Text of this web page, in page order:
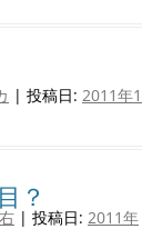
| 投稿日: 2011年1
？
| 投稿日: 2011年